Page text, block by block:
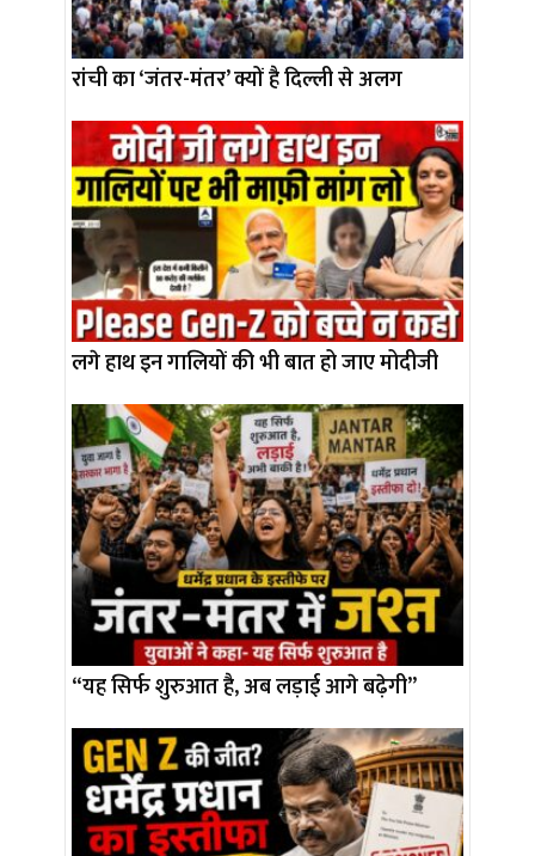
रांची का ‘जंतर-मंतर’ क्यों है दिल्ली से अलग
लगे हाथ इन गालियों की भी बात हो जाए मोदीजी
“यह सिर्फ शुरुआत है, अब लड़ाई आगे बढ़ेगी”